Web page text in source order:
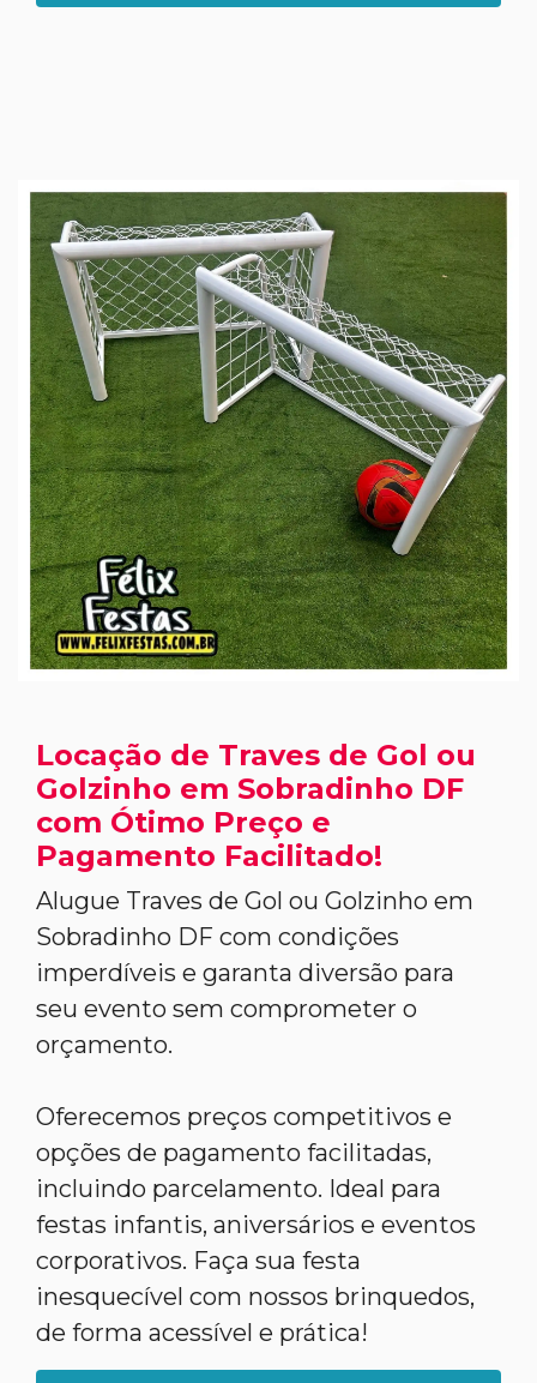
Locação de Traves de Gol ou
Golzinho em Sobradinho DF
com Ótimo Preço e
Pagamento Facilitado!
Alugue Traves de Gol ou Golzinho em
Sobradinho DF com condições
imperdíveis e garanta diversão para
seu evento sem comprometer o
orçamento.
Oferecemos preços competitivos e
opções de pagamento facilitadas,
incluindo parcelamento. Ideal para
festas infantis, aniversários e eventos
corporativos. Faça sua festa
inesquecível com nossos brinquedos,
de forma acessível e prática!